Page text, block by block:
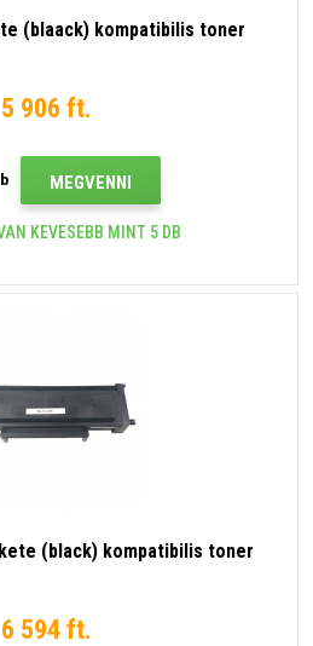
(blaack) kompatibilis toner
5 906 ft.
MEGVENNI
KEVESEBB MINT 5 DB
(black) kompatibilis toner
6 594 ft.